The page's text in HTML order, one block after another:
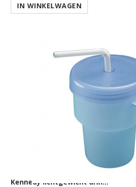
IN WINKELWAGEN
Kennedy lichtgewicht drin...